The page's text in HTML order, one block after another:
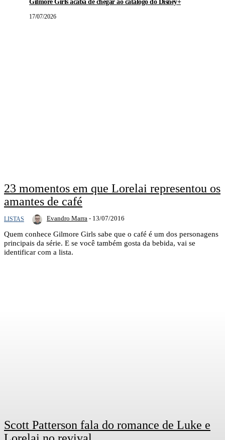
Gilmore Girls acaba de chegar ao catálogo do Disney+
17/07/2026
23 momentos em que Lorelai representou os
amantes de café
LISTAS Evandro Marra - 13/07/2016
Quem conhece Gilmore Girls sabe que o café é um dos personagens
principais da série. E se você também gosta da bebida, vai se
identificar com a lista.
Scott Patterson fala do romance de Luke e